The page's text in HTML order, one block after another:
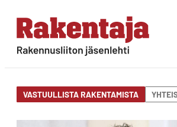
Siirry
suoraan
sisältöön
Rakentaja-lehti
VASTUULLISTA RAKENTAMISTA